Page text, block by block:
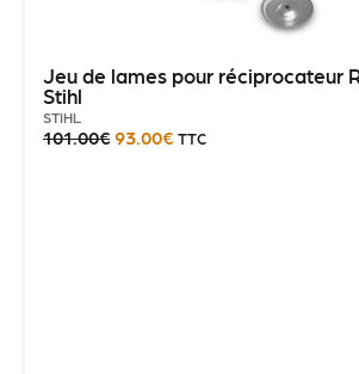
Jeu de lames pour réciprocateur
Stihl
STIHL
101.00€ 93.00€ TTC